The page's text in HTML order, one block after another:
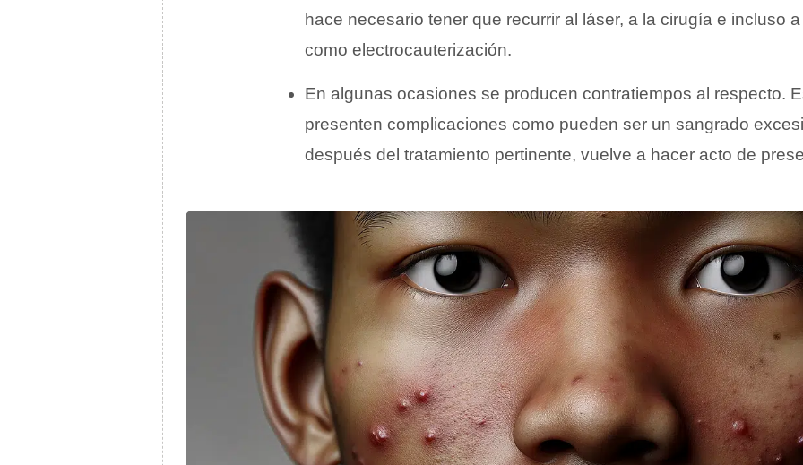
hace necesario tener que recurrir al láser, a la cirugía e incluso
como electrocauterización.
En algunas ocasiones se producen contratiempos al respecto.
presenten complicaciones como pueden ser un sangrado
después del tratamiento pertinente, vuelve a hacer acto de